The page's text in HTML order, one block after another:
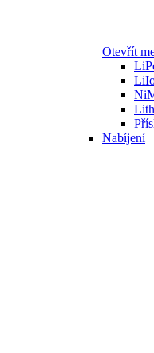
Otevřít
Nabíjení